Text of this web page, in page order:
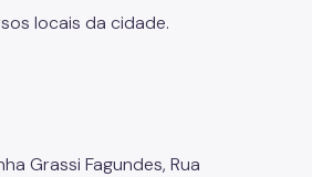
locais da cidade.
Grassi Fagundes, Rua